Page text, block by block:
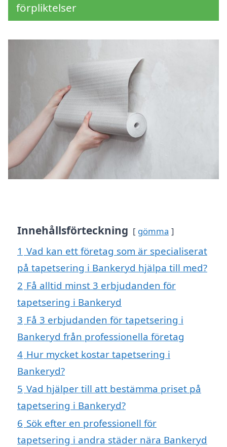
förpliktelser
Innehållsförteckning gömma
1 Vad kan ett företag som är specialiserat
på tapetsering i Bankeryd hjälpa till med?
2 Få alltid minst 3 erbjudanden för
tapetsering i Bankeryd
3 Få 3 erbjudanden för tapetsering i
Bankeryd från professionella företag
4 Hur mycket kostar tapetsering i
Bankeryd?
5 Vad hjälper till att bestämma priset på
tapetsering i Bankeryd?
6 Sök efter en professionell för
tapetsering i andra städer nära Bankeryd